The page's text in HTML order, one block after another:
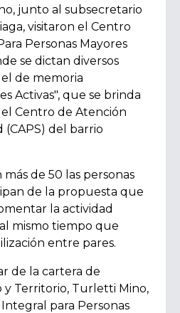
junto al subsecretario
visitaron el Centro
Personas Mayores
se dictan diversos
de memoria
Activas", que se brinda
Centro de Atención
(CAPS) del barrio
de 50 las personas
de la propuesta que
la actividad
mismo tiempo que
entre pares.
de la cartera de
y Territorio, Turletti Mino,
para Personas